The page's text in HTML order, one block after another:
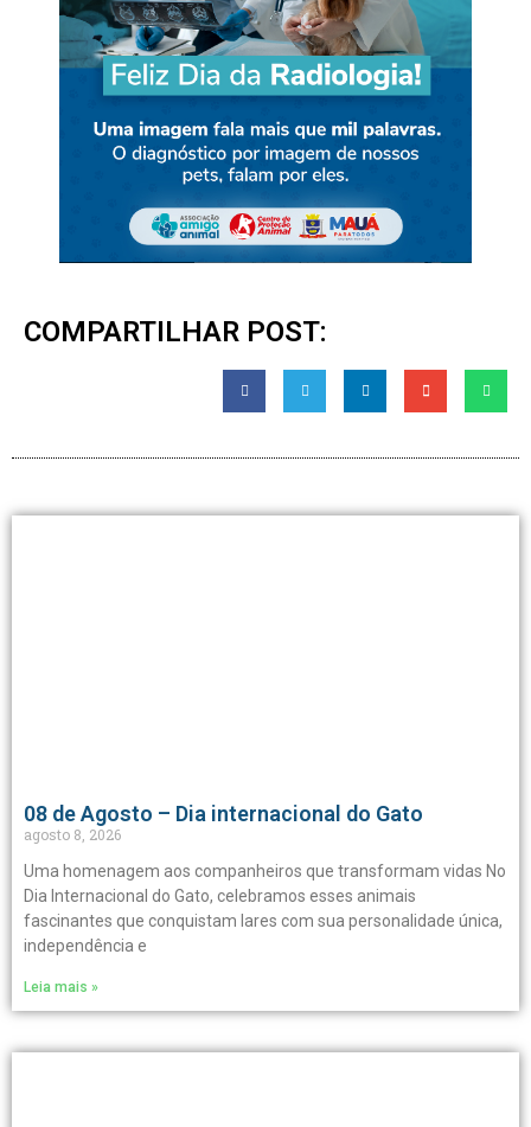
COMPARTILHAR POST:
08 de Agosto – Dia internacional do Gato
agosto 8, 2026
Uma homenagem aos companheiros que transformam vidas No
Dia Internacional do Gato, celebramos esses animais
fascinantes que conquistam lares com sua personalidade única,
independência e
Leia mais »